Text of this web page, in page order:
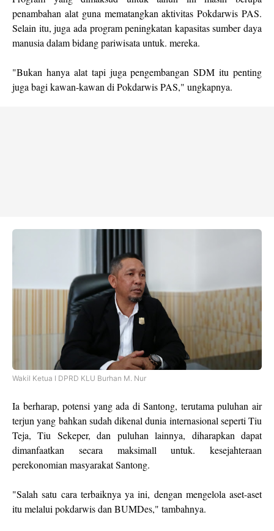
penambahan alat guna mematangkan aktivitas Pokdarwis PAS.
Selain itu, juga ada program peningkatan kapasitas sumber daya
manusia dalam bidang pariwisata untuk. mereka.
"Bukan hanya alat tapi juga pengembangan SDM itu penting
juga bagi kawan-kawan di Pokdarwis PAS," ungkapnya.
Wakil Ketua I DPRD KLU Burhan M. Nur
Ia berharap, potensi yang ada di Santong, terutama puluhan air
terjun yang bahkan sudah dikenal dunia internasional seperti Tiu
Teja, Tiu Sekeper, dan puluhan lainnya, diharapkan dapat
dimanfaatkan secara maksimall untuk. kesejahteraan
perekonomian masyarakat Santong.
"Salah satu cara terbaiknya ya ini, dengan mengelola aset-aset
itu melalui pokdarwis dan BUMDes," tambahnya.